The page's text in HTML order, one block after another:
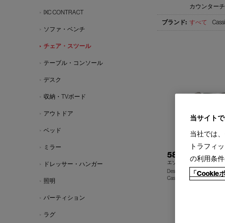
カウンターチ
すべて
580 ESOSOFT
エゾソフト システムソフ
Design : ANTONIO
Cassina | Contemporary
IXC CONTRACT
ソファ・ベンチ
チェア・スツール
テーブル・コンソール
デスク
収納・TVボード
アウトドア
ベッド
ミラー
ドレッサー・ハンガー
照明
パーティション
ラグ
当サイト
当社では
トラフィ
の利用条
「Cookie